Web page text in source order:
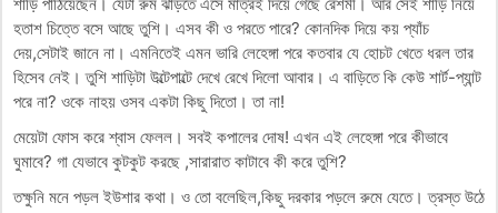
শাড়ি পাঠিয়েছেন। যেটা রুম ঝাড়তে এসে মাত্রই দিয়ে গেছে রেশমী। আর সেই শাড়ি নিয়ে
হতাশ চিত্তে বসে আছে তুশি। এসব কী ও পরতে পারে? কোনদিক দিয়ে কয় প্যাঁচ
দেয়,সেটাই জানে না। এমনিতেই এমন ভারি লেহেঙ্গা পরে কতবার যে হোচট খেতে ধরল তার
হিসেব নেই। তুশি শাড়িটা উল্টেপাল্টে দেখে রেখে দিলো আবার। এ বাড়িতে কি কেউ শার্ট-প্যান্ট
পরে না? ওকে নাহয় ওসব একটা কিছু দিতো। তা না!
মেয়েটা ফোস করে শ্বাস ফেলল। সবই কপালের দোষ! এখন এই লেহেঙ্গা পরে কীভাবে
ঘুমাবে? গা যেভাবে কুটকুট করছে ,সারারাত কাটাবে কী করে তুশি?
তক্ষুনি মনে পড়ল ইউশার কথা। ও তো বলেছিল,কিছু দরকার পড়লে রুমে যেতে। ত্রস্ত উঠে